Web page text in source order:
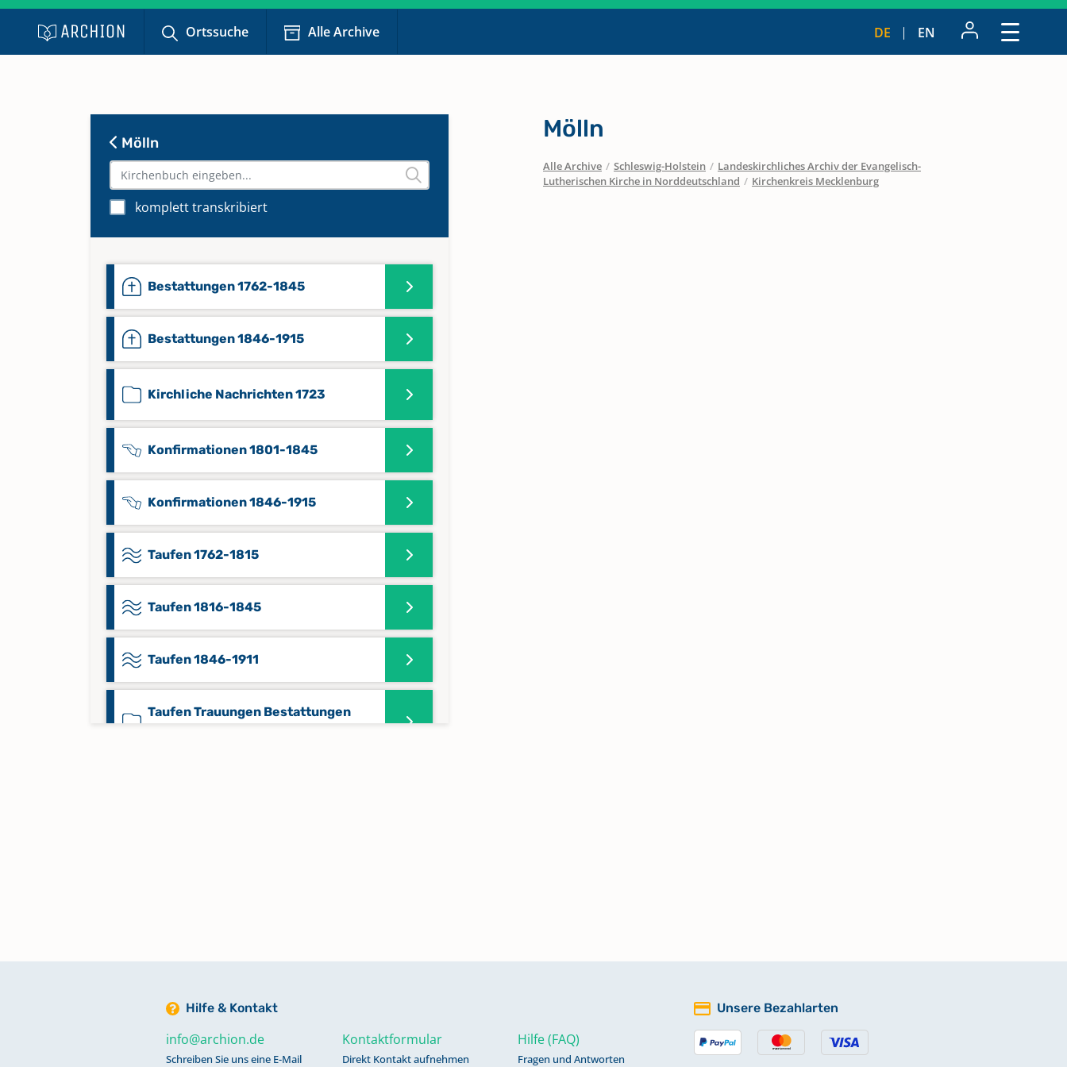
Ortssuche Alle Archive DE EN
Mölln
komplett transkribiert
Bestattungen 1762-1845
Bestattungen 1846-1915
Kirchliche Nachrichten 1723
Konfirmationen 1801-1845
Konfirmationen 1846-1915
Taufen 1762-1815
Taufen 1816-1845
Taufen 1846-1911
Taufen Trauungen Bestattungen
Mölln
Alle Archive / Schleswig-Holstein / Landeskirchliches Archiv der Evangelisch-
Lutherischen Kirche in Norddeutschland / Kirchenkreis Mecklenburg
Hilfe & Kontakt
info@archion.de
Schreiben Sie uns eine E-Mail
Kontaktformular
Direkt Kontakt aufnehmen
Hilfe (FAQ)
Fragen und Antworten
Unsere Bezahlarten